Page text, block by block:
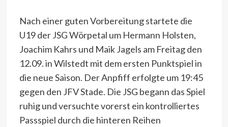
Nach einer guten Vorbereitung startete die
U19 der JSG Wörpetal um Hermann Holsten,
Joachim Kahrs und Maik Jagels am Freitag den
12.09. in Wilstedt mit dem ersten Punktspiel in
die neue Saison. Der Anpfiff erfolgte um 19:45
gegen den JFV Stade. Die JSG begann das Spiel
ruhig und versuchte vorerst ein kontrolliertes
Passspiel durch die hinteren Reihen